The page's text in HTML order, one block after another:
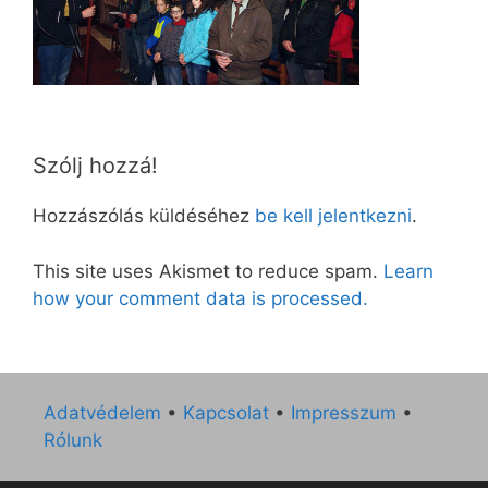
Szólj hozzá!
Hozzászólás küldéséhez be kell jelentkezni.
This site uses Akismet to reduce spam. Learn
how your comment data is processed.
Adatvédelem • Kapcsolat • Impresszum •
Rólunk